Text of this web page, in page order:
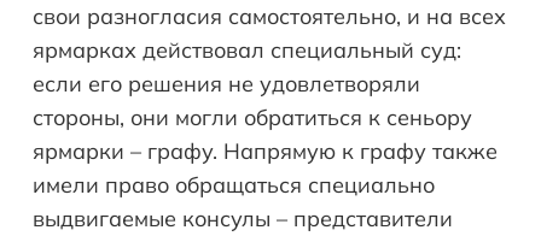
свои разногласия самостоятельно, и на всех
ярмарках действовал специальный суд:
если его решения не удовлетворяли
стороны, они могли обратиться к сеньору
ярмарки – графу. Напрямую к графу также
имели право обращаться специально
выдвигаемые консулы – представители